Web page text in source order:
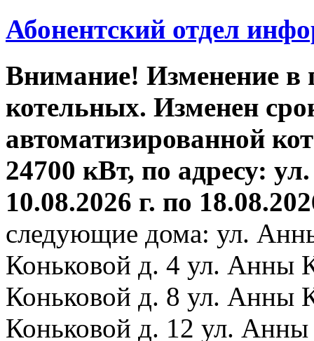
Абонентский отдел
Внимание! Изменение в
котельных. Изменен
автоматизированной
24700 кВт, по адресу:
10.08.2026 г. по
следующие дома: ул.
Коньковой д. 4 ул. Анны
Коньковой д. 8 ул. Анны
Коньковой д. 12 ул.